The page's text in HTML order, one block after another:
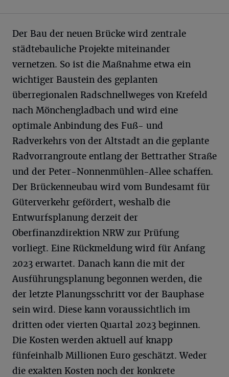
Der Bau der neuen Brücke wird zentrale
städtebauliche Projekte miteinander
vernetzen. So ist die Maßnahme etwa ein
wichtiger Baustein des geplanten
überregionalen Radschnellweges von Krefeld
nach Mönchengladbach und wird eine
optimale Anbindung des Fuß- und
Radverkehrs von der Altstadt an die geplante
Radvorrangroute entlang der Bettrather Straße
und der Peter-Nonnenmühlen-Allee schaffen.
Der Brückenneubau wird vom Bundesamt für
Güterverkehr gefördert, weshalb die
Entwurfsplanung derzeit der
Oberfinanzdirektion NRW zur Prüfung
vorliegt. Eine Rückmeldung wird für Anfang
2023 erwartet. Danach kann die mit der
Ausführungsplanung begonnen werden, die
der letzte Planungsschritt vor der Bauphase
sein wird. Diese kann voraussichtlich im
dritten oder vierten Quartal 2023 beginnen.
Die Kosten werden aktuell auf knapp
fünfeinhalb Millionen Euro geschätzt. Weder
die exakten Kosten noch der konkrete